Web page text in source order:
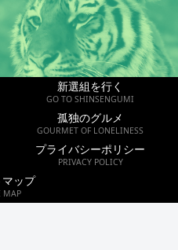
新選組を行く
GO TO SHINSENGUMI
孤独のグルメ
GOURMET OF LONELINESS
プライバシーポリシー
PRIVACY POLICY
ップ
MAP